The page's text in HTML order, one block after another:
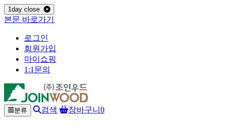
1day close
본문 바로가기
로그인
회원가입
마이쇼핑
1:1문의
분류 검색 장바구니 0